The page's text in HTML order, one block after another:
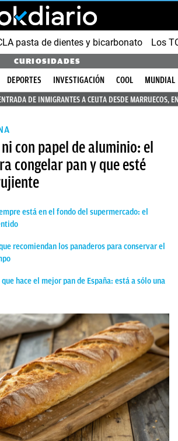
pasta de dientes y bicarbonato Los
CURIOSIDADES
DEPORTES INVESTIGACIÓN COOL
MUNDIAL
DE INMIGRANTES A CEUTA DESDE MARRUECOS,
con papel de aluminio: el
congelar pan y que esté
está en el fondo del supermercado: el
recomiendan los panaderos para conservar el
hace el mejor pan de España: está a sólo una